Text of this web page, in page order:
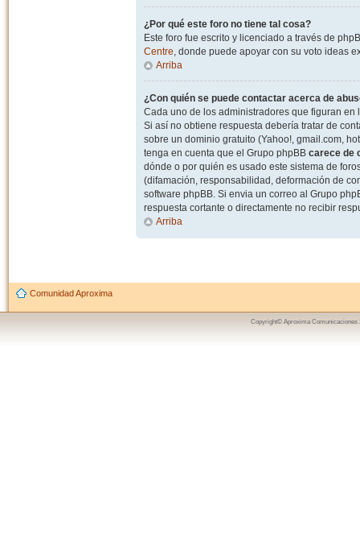
¿Por qué este foro no tiene tal cosa?
Este foro fue escrito y licenciado a través de
Centre, donde puede apoyar con su voto ideas
Arriba
¿Con quién se puede contactar acerca de
Cada uno de los administradores que figuran
Si así no obtiene respuesta debería tratar de
sobre un dominio gratuito (Yahoo!, gmail.com,
tenga en cuenta que el Grupo phpBB carece de
dónde o por quién es usado este sistema de
(difamación, responsabilidad, deformación de
software phpBB. Si envia un correo al Grupo
respuesta cortante o directamente no recibir
Arriba
Comunidad Aproxima
Copyright© Aproxima Comunicaciones